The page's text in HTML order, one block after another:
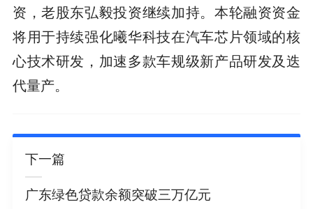
资，老股东弘毅投资继续加持。本轮融资资金
将用于持续强化曦华科技在汽车芯片领域的核
心技术研发，加速多款车规级新产品研发及迭
代量产。
下一篇
广东绿色贷款余额突破三万亿元